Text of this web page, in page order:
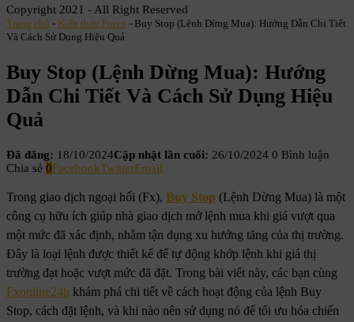
Copyright 2021 - All Right Reserved
Trang chủ - Kiến thức Forex - Buy Stop (Lệnh Dừng Mua): Hướng Dẫn Chi Tiết
Và Cách Sử Dụng Hiệu Quả
Buy Stop (Lệnh Dừng Mua): Hướng
Dẫn Chi Tiết Và Cách Sử Dụng Hiệu
Quả
Đã đăng: 18/10/2024Cập nhật lần cuối: 26/10/2024 0 Bình luận
Chia sẻ 0FacebookTwitterEmail
Trong giao dịch ngoại hối (Fx), Buy Stop (Lệnh Dừng Mua) là một
công cụ hữu ích giúp nhà giao dịch mở lệnh mua khi giá vượt qua
một mức đã xác định, nhằm tận dụng xu hướng tăng của thị trường.
Đây là loại lệnh được thiết kế để tự động khớp lệnh khi giá thị
trường đạt hoặc vượt mức đã đặt. Trong bài viết này, các bạn cùng
Fxonline24h khám phá chi tiết về cách hoạt động của lệnh Buy
Stop, cách đặt lệnh, và khi nào nên sử dụng nó để tối ưu hóa chiến